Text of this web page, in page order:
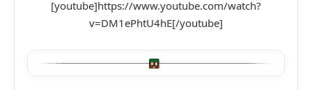
[youtube]https://www.youtube.com/watch?
v=DM1ePhtU4hE[/youtube]